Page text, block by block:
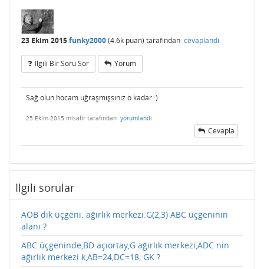
23 Ekim 2015funky2000(4.6k puan) tarafından cevaplandı
Ilgili Bir Soru Sor Yorum
Sağ olun hocam uğraşmışsınız o kadar :)
25 Ekim 2015 misafir tarafından yorumlandı
Cevapla
İlgili sorular
AOB dik üçgeni. ağırlık merkezi.G(2,3) ABC üçgeninin
alanı ?
ABC üçgeninde,BD açıortay,G ağırlık merkezi,ADC nin
ağırlık merkezi k,AB=24,DC=18, GK ?